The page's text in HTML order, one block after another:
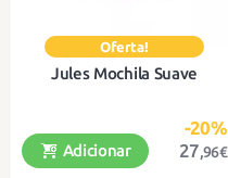
Jules Mochila Suave
-20%
27,96€
Adicionar